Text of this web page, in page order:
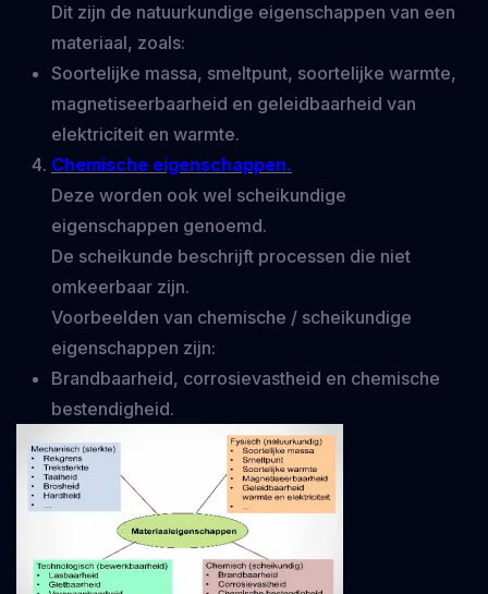
Dit zijn de natuurkundige eigenschappen van een
materiaal, zoals:
Soortelijke massa, smeltpunt, soortelijke warmte,
magnetiseerbaarheid en geleidbaarheid van
elektriciteit en warmte.
Chemische eigenschappen.
Deze worden ook wel scheikundige
eigenschappen genoemd.
De scheikunde beschrijft processen die niet
omkeerbaar zijn.
Voorbeelden van chemische / scheikundige
eigenschappen zijn:
Brandbaarheid, corrosievastheid en chemische
bestendigheid.